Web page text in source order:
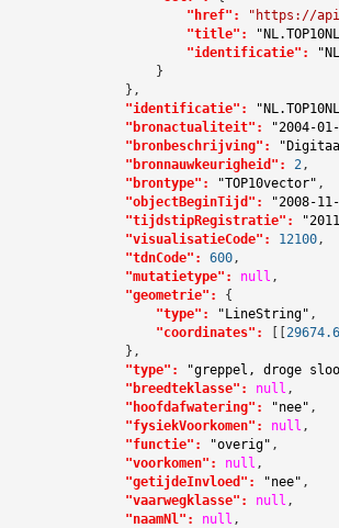
"href":
"https://
"title":
"identificatie":
                    }
                },
"identificatie":
"bronactualiteit":
"2004-
"bronbeschrijving":
"bronnauwkeurigheid":
2 ,
"brontype":
"TOP10vector" ,
"objectBeginTijd":
"2008-
"tijdstipRegistratie":
"visualisatieCode":
12100,
"tdnCode":
600,
"mutatietype":
null ,
"geometrie":
{
"type":
"LineString" ,
"coordinates":
[[
                },
"type":
"greppel, droge
"breedteklasse":
null ,
"hoofdafwatering":
"nee" ,
"fysiekVoorkomen":
null ,
"functie":
"overig" ,
"voorkomen":
null ,
"getijdeInvloed":
"nee" ,
"vaarwegklasse":
null ,
"naamNl":
null ,